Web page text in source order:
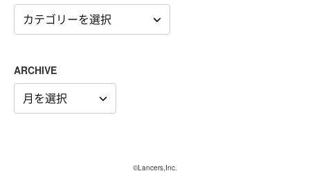
CATEGORY
ARCHIVE
ARCHIVE
©Lancers,Inc.